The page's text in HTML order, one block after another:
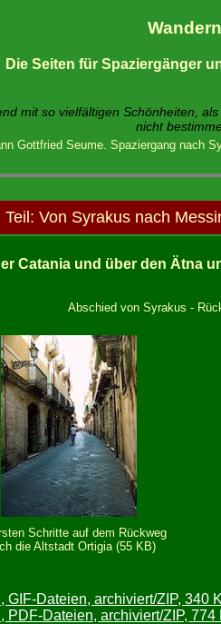
Wandern
Die Seiten für Spaziergänger
mit so vielfältigen Schönheiten,
nicht
Gottfried Seume. Spaziergang nach
Von Syrakus nach
Catania und über den Ätna
Abschied von Syrakus -
Schritte auf dem Rückweg
die Altstadt Ortigia (55 KB)
Dateien, archiviert/ZIP, 340
PDF-Dateien, archiviert/ZIP, 774